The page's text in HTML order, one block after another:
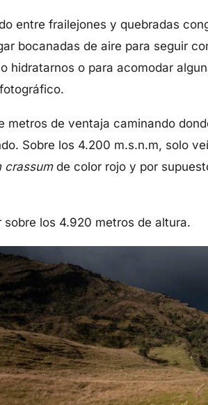
entre frailejones y quebradas
bocanadas de aire para seguir
hidratarnos o para acomodar
de ventaja caminando
Sobre los 4.200 m.s.n.m, solo
crassumde color rojo y por
los 4.920 metros de altura.